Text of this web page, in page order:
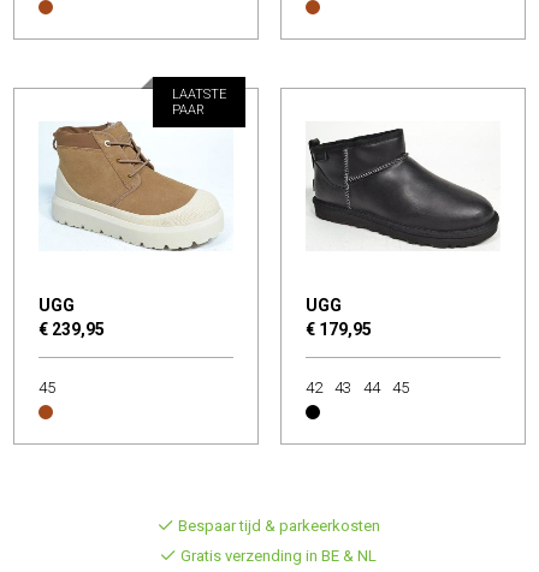
UGG
€ 239,95
LAATSTE
PAAR
45
UGG
€ 179,95
42 43 44 45
Bespaar tijd & parkeerkosten
Gratis verzending in BE & NL